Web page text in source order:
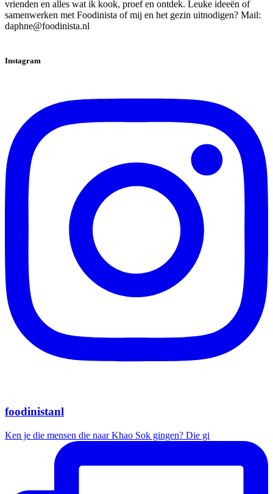
vrienden en alles wat ik kook, proef en ontdek. Leuke ideeën of
samenwerken met Foodinista of mij en het gezin uitnodigen? Mail:
daphne@foodinista.nl
Instagram
foodinistanl
Ken je die mensen die naar Khao Sok gingen? Die gi